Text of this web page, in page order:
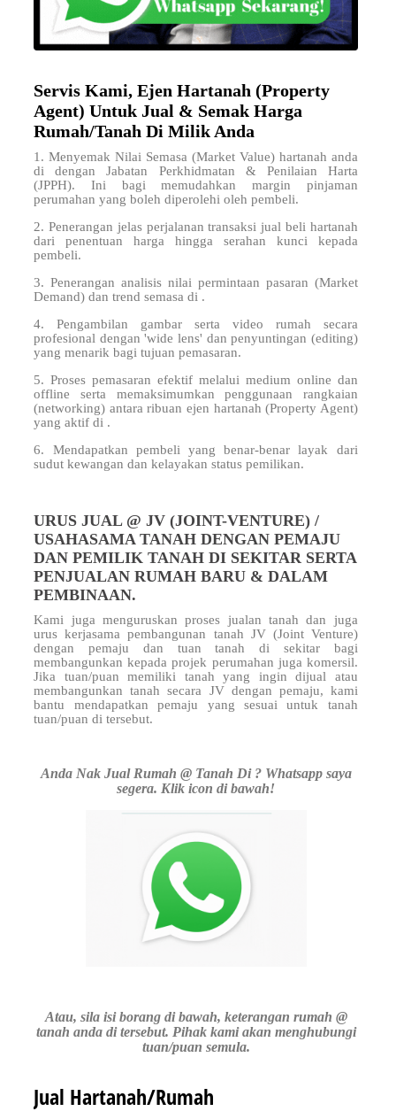
Servis Kami, Ejen Hartanah (Property
Agent) Untuk Jual & Semak Harga
Rumah/Tanah Di Milik Anda
1. Menyemak Nilai Semasa (Market Value) hartanah anda
didengan Jabatan Perkhidmatan & Penilaian Harta
(JPPH). Ini bagi memudahkan margin pinjaman
perumahan yang boleh diperolehi oleh pembeli.
2. Penerangan jelas perjalanan transaksi jual beli hartanah
dari penentuan harga hingga serahan kunci kepada
pembeli.
3. Penerangan analisis nilai permintaan pasaran (Market
Demand) dan trend semasa di .
4. Pengambilan gambar serta video rumah secara
profesional dengan 'wide lens' dan penyuntingan (editing)
yang menarik bagi tujuan pemasaran.
5. Proses pemasaran efektif melalui medium online dan
offline serta memaksimumkan penggunaan rangkaian
(networking) antara ribuan ejen hartanah (Property Agent)
yang aktif di .
6. Mendapatkan pembeli yang benar-benar layak dari
sudut kewangan dan kelayakan status pemilikan.
URUS JUAL @ JV (JOINT-VENTURE) /
USAHASAMA TANAH DENGAN PEMAJU
DAN PEMILIK TANAH DI SEKITAR SERTA
PENJUALAN RUMAH BARU & DALAM
PEMBINAAN.
Kami juga menguruskan proses jualan tanah dan juga
urus kerjasama pembangunan tanah JV (Joint Venture)
dengan pemaju dan tuan tanah di sekitar bagi
membangunkan kepada projek perumahan juga komersil.
Jika tuan/puan memiliki tanah yang ingin dijual atau
membangunkan tanah secara JV dengan pemaju, kami
bantu mendapatkan pemaju yang sesuai untuk tanah
tuan/puan ditersebut.
Anda Nak Jual Rumah @ Tanah Di ? Whatsapp saya
segera. Klik icon di bawah!
Atau, sila isi borang di bawah, keterangan rumah @
tanah anda di tersebut. Pihak kami akan menghubungi
tuan/puan semula.